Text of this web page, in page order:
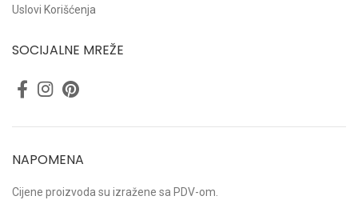
Uslovi Korišćenja
SOCIJALNE MREŽE
NAPOMENA
Cijene proizvoda su izražene sa PDV-om.